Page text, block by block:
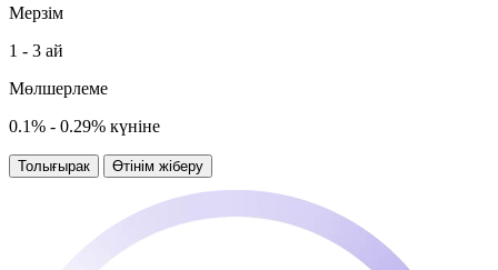
Мерзім
1 - 3 ай
Мөлшерлеме
0.1% - 0.29% күніне
Толығырак Өтінім жіберу